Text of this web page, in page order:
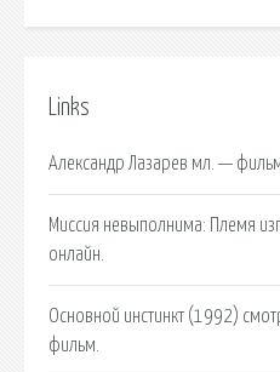
Links
Александр Лазарев мл. —
Миссия невыполнима: Племя
онлайн.
Основной инстинкт (1992)
фильм.